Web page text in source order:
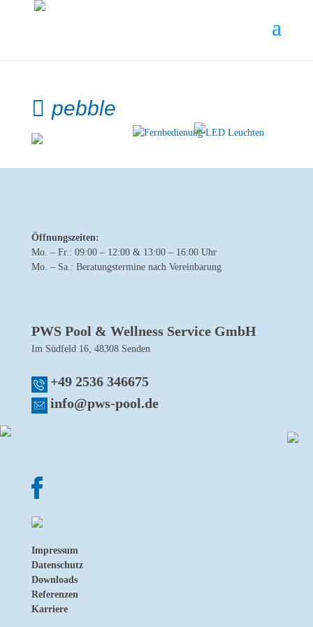
pebble
Öffnungszeiten:
Mo. – Fr.: 09:00 – 12:00 & 13:00 – 16:00 Uhr
Mo. – Sa.: Beratungstermine nach Vereinbarung
PWS Pool & Wellness Service GmbH
Im Südfeld 16, 48308 Senden
+49 2536 346675
info@pws-pool.de
Impressum
Datenschutz
Downloads
Referenzen
Karriere